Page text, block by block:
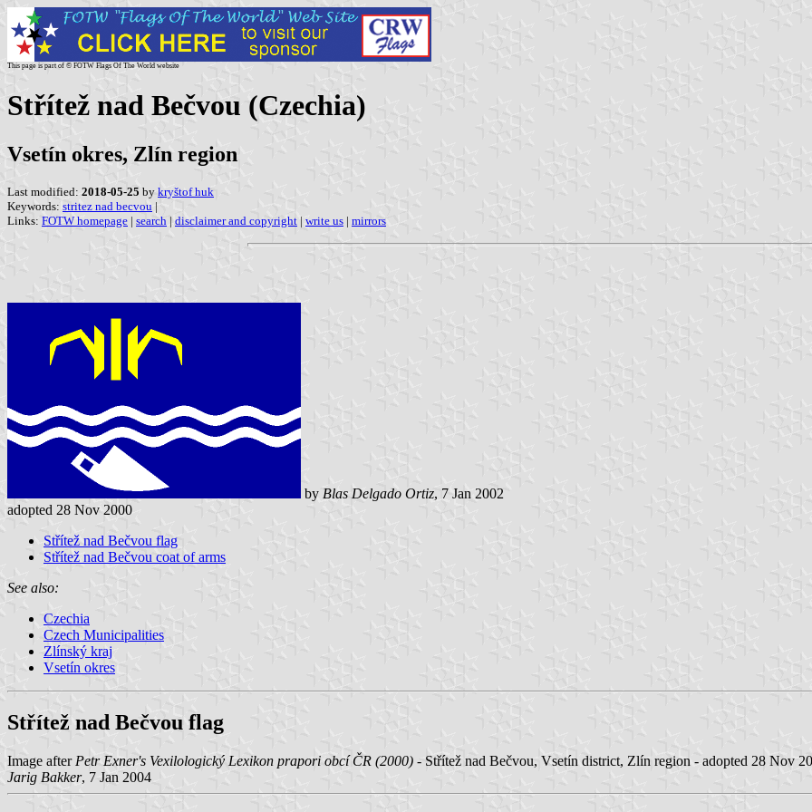
This page is part of © FOTW Flags Of The World website
Střítež nad Bečvou (Czechia)
Vsetín okres, Zlín region
Last modified: 2018-05-25 by kryštof huk
Keywords: stritez nad becvou |
Links: FOTW homepage | search | disclaimer and copyright | write us | mirrors
by Blas Delgado Ortiz, 7 Jan 2002
adopted 28 Nov 2000
Střítež nad Bečvou flag
Střítež nad Bečvou coat of arms
See also:
Czechia
Czech Municipalities
Zlínský kraj
Vsetín okres
Střítež nad Bečvou flag
Image after Petr Exner's Vexilologický Lexikon prapori obcí ČR (2000) - Střítež nad Bečvou, Vsetín district, Zlín region - adopted 28 Nov
Jarig Bakker, 7 Jan 2004